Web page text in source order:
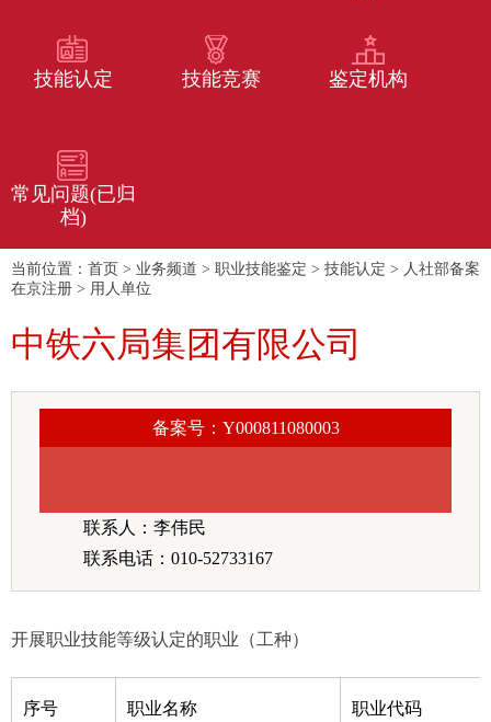
技能认定 技能竞赛 鉴定机构
常见问题(已归
档)
当前位置： 首页 > 业务频道 > 职业技能鉴定 > 技能认定 > 人社部备案
在京注册 > 用人单位
中铁六局集团有限公司
备案号：Y000811080003
联系人：李伟民
联系电话：010-52733167
开展职业技能等级认定的职业（工种）
序号 职业名称 职业代码